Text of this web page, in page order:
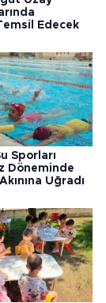
Edecek
Sporları
Döneminde
Uğradı